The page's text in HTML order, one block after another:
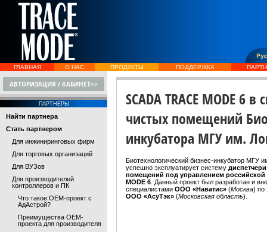
ГЛАВНАЯ О НАС ПРОДУКТЫ ПОДДЕРЖКА
АВТОРИЗАЦИЯ / КАБИНЕТ>>
ПАРТНЕРЫ
Найти партнера
Стать партнером
Для инжиниринговых фирм
Для торговых организаций
Для ВУЗов
Для производителей
контроллеров и ПК
Что такое OEM-проект с
АдАстрой?
Преимущества OEM-
проекта для производителя
SCADA TRACE MODE 6
чистых помещений
инкубатора МГУ им.
Биотехнологический бизнес-инкубатор МГУ
успешно эксплуатирует систему
помещений под управлением российской
MODE 6 . Данный проект был разработан и
специалистами ООО «Наватис» (Москва) по
ООО «АсуТэк» (Московская область).